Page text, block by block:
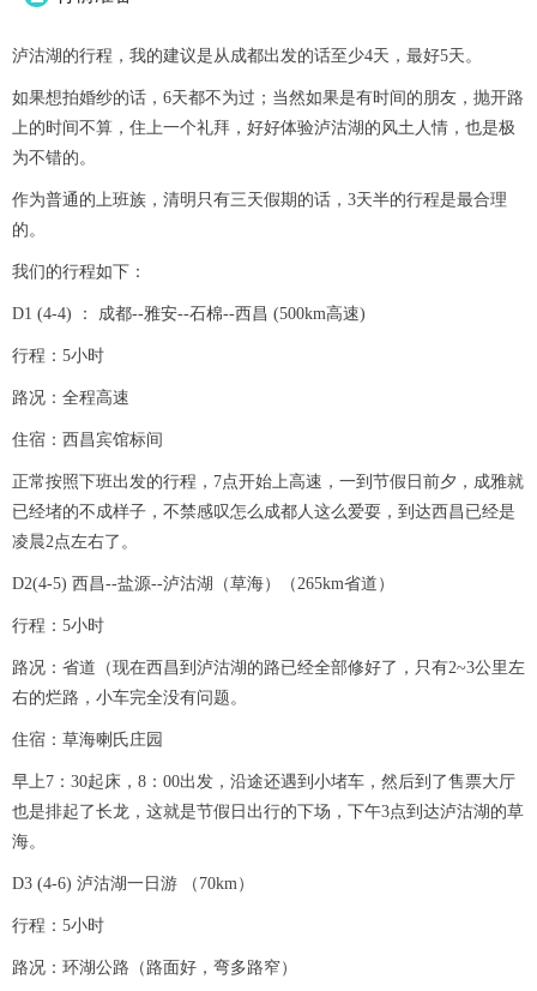
泸沽湖的行程，我的建议是从成都出发的话至少4天，最好5天。
如果想拍婚纱的话，6天都不为过；当然如果是有时间的朋友，抛开路
上的时间不算，住上一个礼拜，好好体验泸沽湖的风土人情，也是极
为不错的。
作为普通的上班族，清明只有三天假期的话，3天半的行程是最合理
的。
我们的行程如下：
D1 (4-4) ： 成都--雅安--石棉--西昌 (500km高速)
行程：5小时
路况：全程高速
住宿：西昌宾馆标间
正常按照下班出发的行程，7点开始上高速，一到节假日前夕，成雅就
已经堵的不成样子，不禁感叹怎么成都人这么爱耍，到达西昌已经是
凌晨2点左右了。
D2(4-5) 西昌--盐源--泸沽湖（草海）（265km省道）
行程：5小时
路况：省道（现在西昌到泸沽湖的路已经全部修好了，只有2~3公里左
右的烂路，小车完全没有问题。
住宿：草海喇氏庄园
早上7：30起床，8：00出发，沿途还遇到小堵车，然后到了售票大厅
也是排起了长龙，这就是节假日出行的下场，下午3点到达泸沽湖的草
海。
D3 (4-6) 泸沽湖一日游 （70km）
行程：5小时
路况：环湖公路（路面好，弯多路窄）